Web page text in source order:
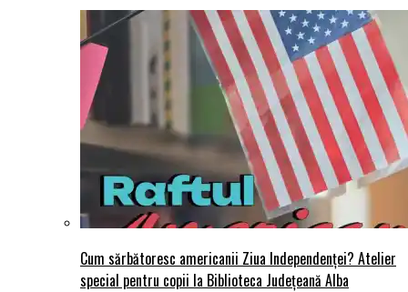
Cum sărbătoresc americanii Ziua Independenței? Atelier
special pentru copii la Biblioteca Județeană Alba